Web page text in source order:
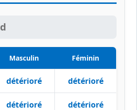
Masculin Féminin
détérioré détérioré
détérioré détérioré